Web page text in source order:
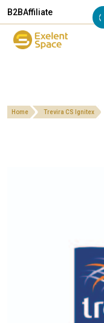
B2BAffiliate
Home Trevira CS Ignitex